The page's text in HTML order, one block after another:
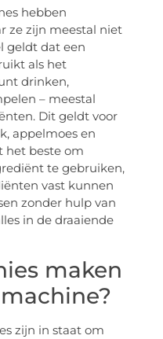
hebben
ze zijn meestal niet
geldt dat een
als het
drinken,
– meestal
Dit geldt voor
appelmoes en
het beste om
te gebruiken,
vast kunnen
zonder hulp van
in de draaiende
maken
zijn in staat om